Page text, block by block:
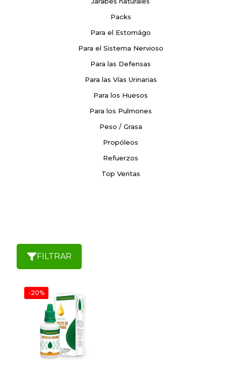
FILTRAR
-20%
Packs
Para el Estomágo
Para el Sistema Nervioso
Para las Defensas
Para las Vías Urinarias
Para los Huesos
Para los Pulmones
Peso / Grasa
Propóleos
Refuerzos
Top Ventas